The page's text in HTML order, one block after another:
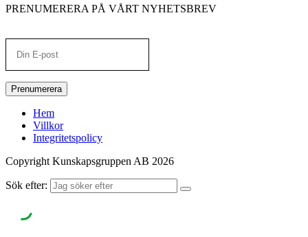
PRENUMERERA PÅ VÅRT NYHETSBREV
Prenumerera
Hem
Villkor
Integritetspolicy
Copyright Kunskapsgruppen AB 2026
Sök efter: